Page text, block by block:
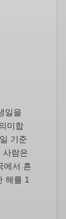
일을
미합
기준
사람은
에서 흔
해를 1